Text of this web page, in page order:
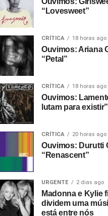
“Lovesweet”
CRÍTICA 18 horas ago
Ouvimos: Ariana
“Petal”
CRÍTICA 18 horas ago
Ouvimos:
lutam para
CRÍTICA 20 horas ago
Ouvimos: Durutti
“Renascent”
URGENTE 2 dias ago
Madonna e Kylie
dividem uma
está entre nós